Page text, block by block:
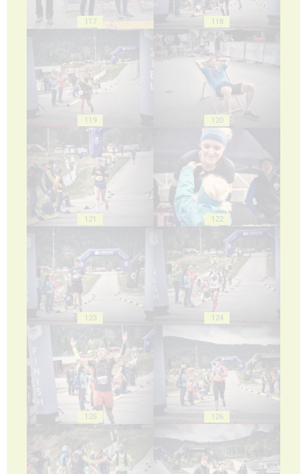
117 118
119 120
121 122
123 124
125 126